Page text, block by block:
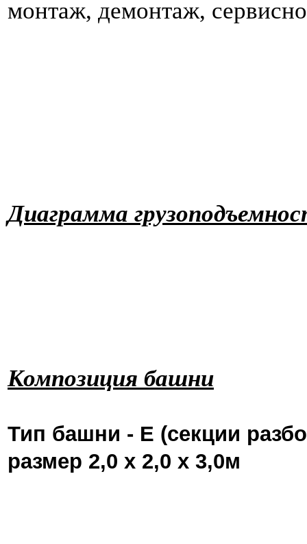
монтаж, демонтаж,
Диаграмма
Композиция башни
Тип башни - Е (секции
размер 2,0 х 2,0 х 3,0м